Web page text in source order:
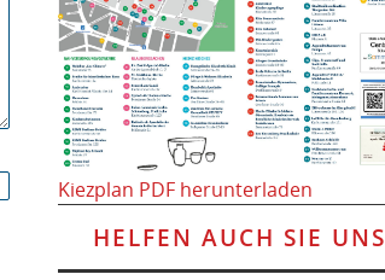
Kiezplan PDF herunterladen
HELFEN AUCH SIE UNS